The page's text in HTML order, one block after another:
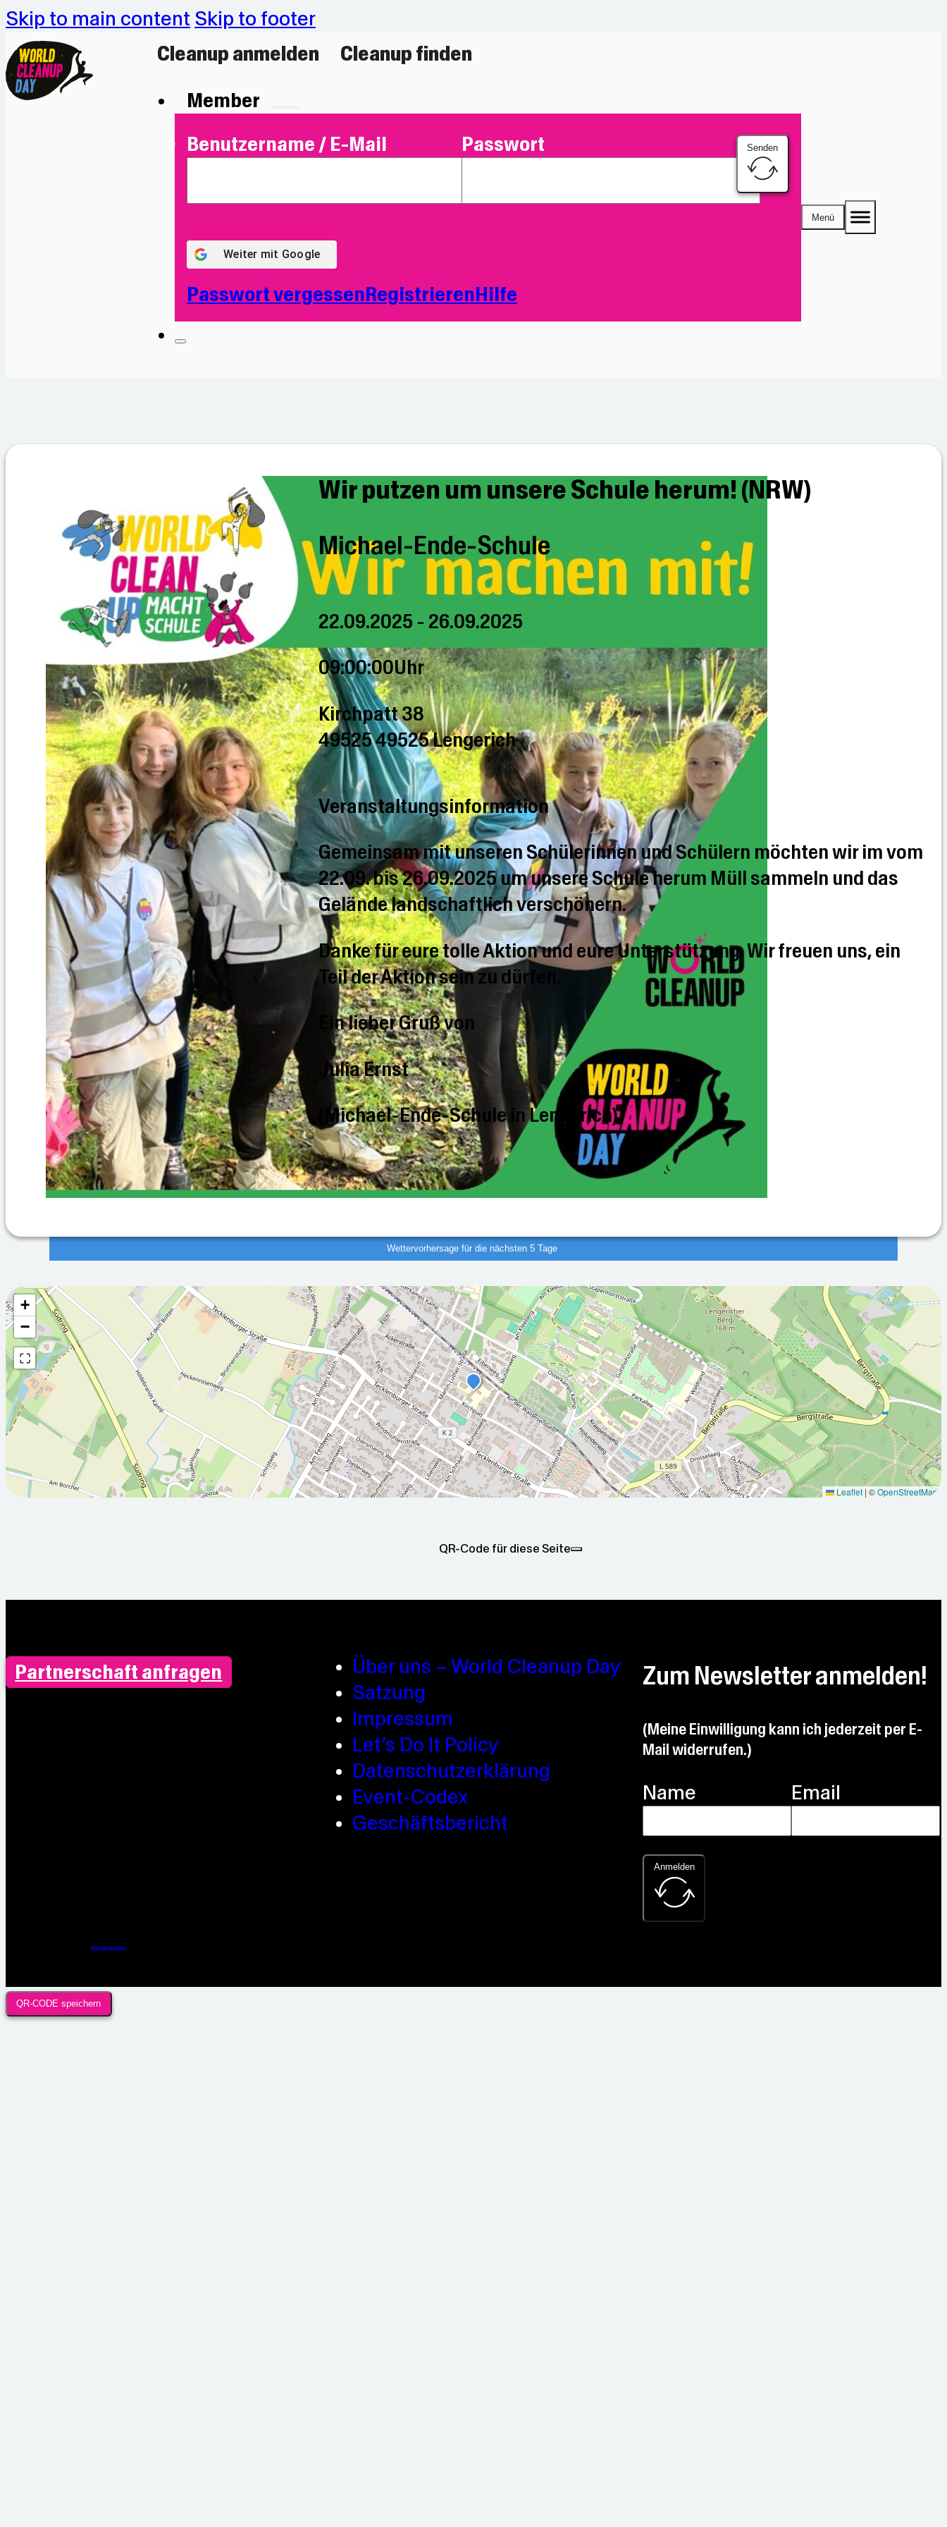
Skip to main content Skip to footer
Cleanup anmelden
Cleanup finden
Member
Benutzername / E-Mail Passwort Senden
Weiter mit Google
Passwort vergessen Registrieren Hilfe
Menü
Wir putzen um unsere Schule herum! (NRW)
Michael-Ende-Schule
22.09.2025 - 26.09.2025
09:00:00Uhr
Kirchpatt 38
49525 49525 Lengerich
Veranstaltungsinformation
Gemeinsam mit unseren Schülerinnen und Schülern möchten wir im vom
22.09. bis 26.09.2025 um unsere Schule herum Müll sammeln und das
Gelände landschaftlich verschönern.
Danke für eure tolle Aktion und eure Unterstützung. Wir freuen uns, ein
Teil der Aktion sein zu dürfen.
Ein lieber Gruß von
Julia Ernst
(Michael-Ende-Schule in Lengerich)
Wettervorhersage für die nächsten 5 Tage
2026-08-
06T05:00:00Z
Meist bewölkt
2026-08-
07T05:00:00Z
Bewölkt
2026-08-
08T05:00:00Z
Sonnig
2026-08-
09T05:00:00Z
Teilweise sonnig
2026-08-
10T05:00:00Z
Teilweise sonnig
Wettervorhersage für die nächsten 5 Tage
+
−
Leaflet | ©OpenStreetMap
QR-Code für diese Seite
Partnerschaft anfragen
Über uns – World Cleanup Day
Satzung
Impressum
Let’s Do It Policy
Datenschutzerklärung
Event-Codex
Geschäftsbericht
Zum Newsletter anmelden!
(Meine Einwilligung kann ich jederzeit per E-
Mail widerrufen.)
Name Email
Anmelden
https://linkup.design
QR-CODE speichern